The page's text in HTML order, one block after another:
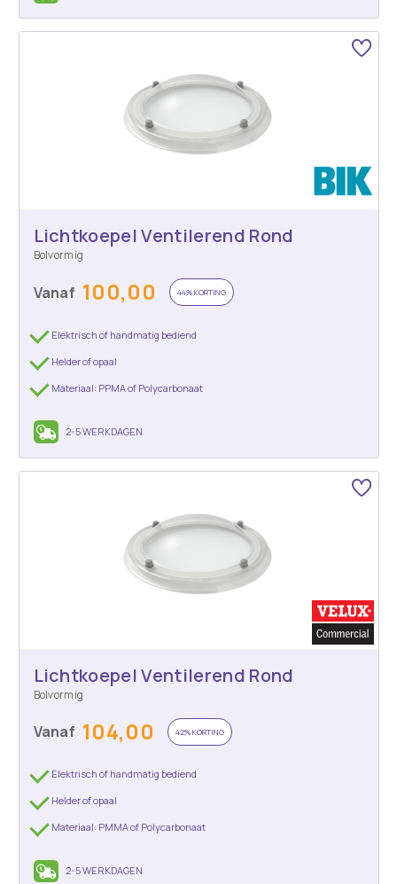
Lichtkoepel Ventilerend Rond
Bolvormig
Vanaf 100,00 44% KORTING
Elektrisch of handmatig bediend
Helder of opaal
Materiaal: PPMA of Polycarbonaat
2-5 WERKDAGEN
Lichtkoepel Ventilerend Rond
Bolvormig
Vanaf 104,00 42% KORTING
Elektrisch of handmatig bediend
Helder of opaal
Materiaal: PMMA of Polycarbonaat
2-5 WERKDAGEN